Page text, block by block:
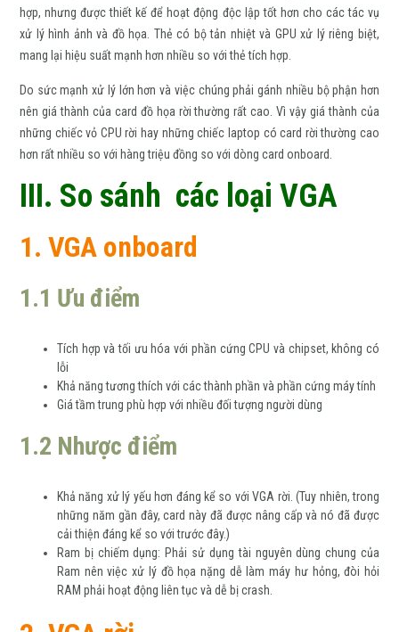
hợp, nhưng được thiết kế để hoạt động độc lập tốt hơn cho các tác vụ
xử lý hình ảnh và đồ họa. Thẻ có bộ tản nhiệt và GPU xử lý riêng biệt,
mang lại hiệu suất mạnh hơn nhiều so với thẻ tích hợp.
Do sức mạnh xử lý lớn hơn và việc chúng phải gánh nhiều bộ phận hơn
nên giá thành của card đồ họa rời thường rất cao. Vì vậy giá thành của
những chiếc vỏ CPU rời hay những chiếc laptop có card rời thường cao
hơn rất nhiều so với hàng triệu đồng so với dòng card onboard.
III. So sánh các loại VGA
1. VGA onboard
1.1 Ưu điểm
Tích hợp và tối ưu hóa với phần cứng CPU và chipset, không có
lỗi
Khả năng tương thích với các thành phần và phần cứng máy tính
Giá tầm trung phù hợp với nhiều đối tượng người dùng
1.2 Nhược điểm
Khả năng xử lý yếu hơn đáng kể so với VGA rời. (Tuy nhiên, trong
những năm gần đây, card này đã được nâng cấp và nó đã được
cải thiện đáng kể so với trước đây.)
Ram bị chiếm dụng: Phải sử dụng tài nguyên dùng chung của
Ram nên việc xử lý đồ họa nặng dễ làm máy hư hỏng, đòi hỏi
RAM phải hoạt động liên tục và dễ bị crash.